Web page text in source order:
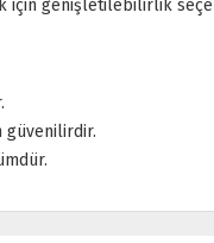
için genişletilebilirlik
güvenilirdir.